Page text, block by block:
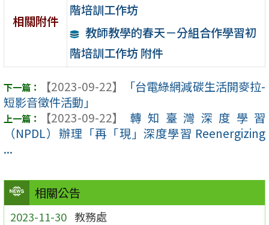
相關公告
2023-11-30 教務處
相關附件
階培訓工作坊
教師教學的春天－分組合作學習初
階培訓工作坊 附件
【2023-09-22】
「台電綠網減碳生活開麥拉-
短影音徵件活動」
【2023-09-22】
轉知臺灣深度學習
（NPDL）辦理「再「現」深度學習 Reenergizing
...